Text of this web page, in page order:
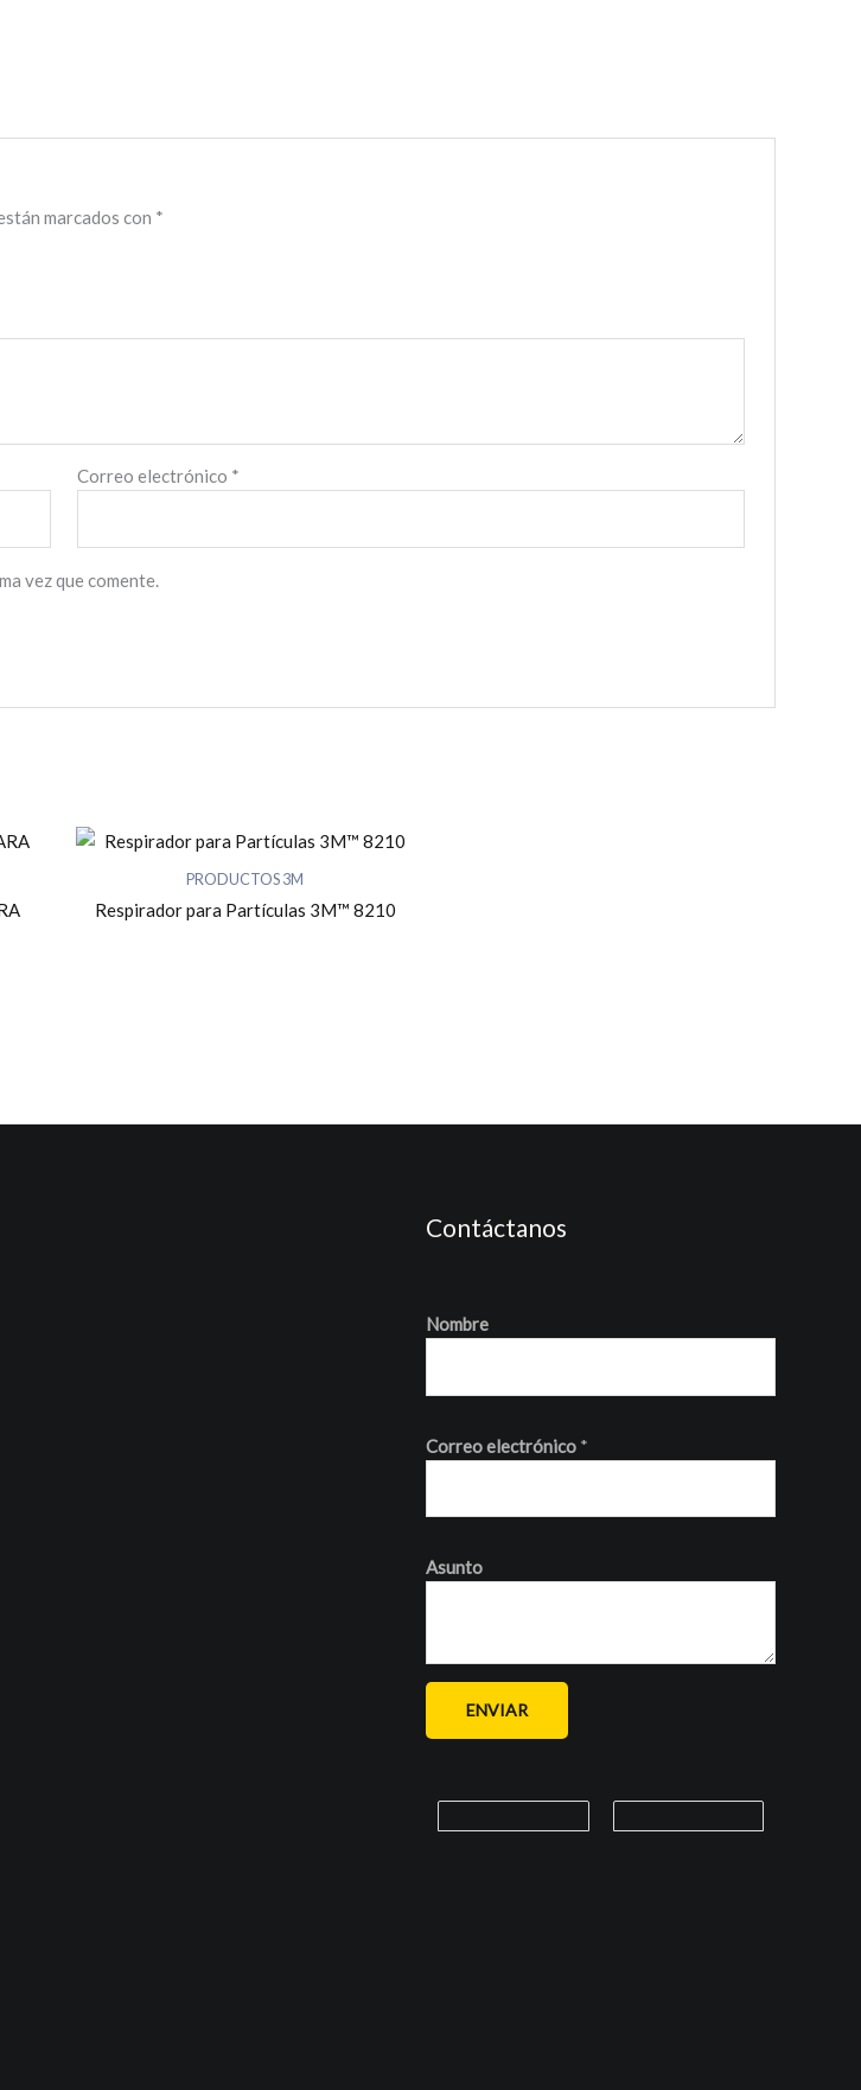
marcados con *
Correo electrónico *
vez que comente.
PRODUCTOS 3M
Respirador para Partículas 3M™ 8210
Contáctanos
Nombre
Correo electrónico *
Asunto
ENVIAR